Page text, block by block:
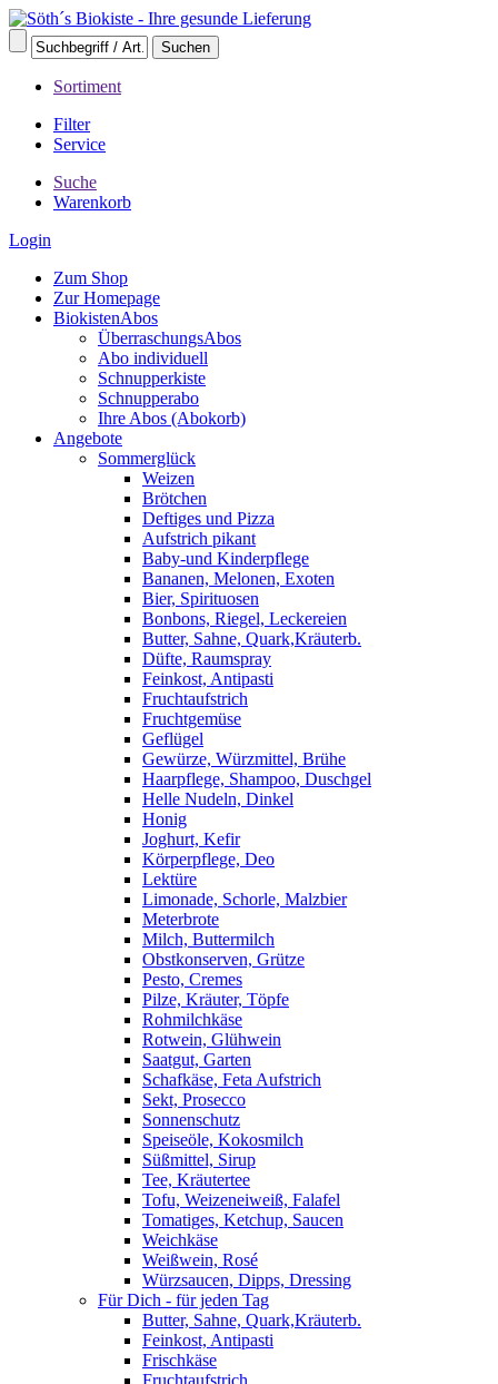
Sortiment
Filter
Service
Suche
Warenkorb
Login
Zum Shop
Zur Homepage
BiokistenAbos
ÜberraschungsAbos
Abo individuell
Schnupperkiste
Schnupperabo
Ihre Abos (Abokorb)
Angebote
Sommerglück
Weizen
Brötchen
Deftiges und Pizza
Aufstrich pikant
Baby-und Kinderpflege
Bananen, Melonen, Exoten
Bier, Spirituosen
Bonbons, Riegel, Leckereien
Butter, Sahne, Quark,Kräuterb.
Düfte, Raumspray
Feinkost, Antipasti
Fruchtaufstrich
Fruchtgemüse
Geflügel
Gewürze, Würzmittel, Brühe
Haarpflege, Shampoo, Duschgel
Helle Nudeln, Dinkel
Honig
Joghurt, Kefir
Körperpflege, Deo
Lektüre
Limonade, Schorle, Malzbier
Meterbrote
Milch, Buttermilch
Obstkonserven, Grütze
Pesto, Cremes
Pilze, Kräuter, Töpfe
Rohmilchkäse
Rotwein, Glühwein
Saatgut, Garten
Schafkäse, Feta Aufstrich
Sekt, Prosecco
Sonnenschutz
Speiseöle, Kokosmilch
Süßmittel, Sirup
Tee, Kräutertee
Tofu, Weizeneiweiß, Falafel
Tomatiges, Ketchup, Saucen
Weichkäse
Weißwein, Rosé
Würzsaucen, Dipps, Dressing
Für Dich - für jeden Tag
Butter, Sahne, Quark,Kräuterb.
Feinkost, Antipasti
Frischkäse
Fruchtaufstrich